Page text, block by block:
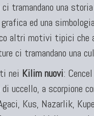
ci tramandano una
ed una
altri motivi tipici che
ci tramandano una
nei Kilim nuovi:
uccello, a scorpione
Kus, Nazarlik,